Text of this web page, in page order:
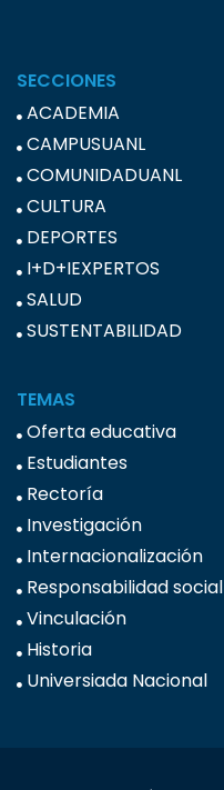
SECCIONES
ACADEMIA
CAMPUSUANL
COMUNIDADUANL
CULTURA
DEPORTES
I+D+IEXPERTOS
SALUD
SUSTENTABILIDAD
TEMAS
Oferta educativa
Estudiantes
Rectoría
Investigación
Internacionalización
Responsabilidad social
Vinculación
Historia
Universiada Nacional